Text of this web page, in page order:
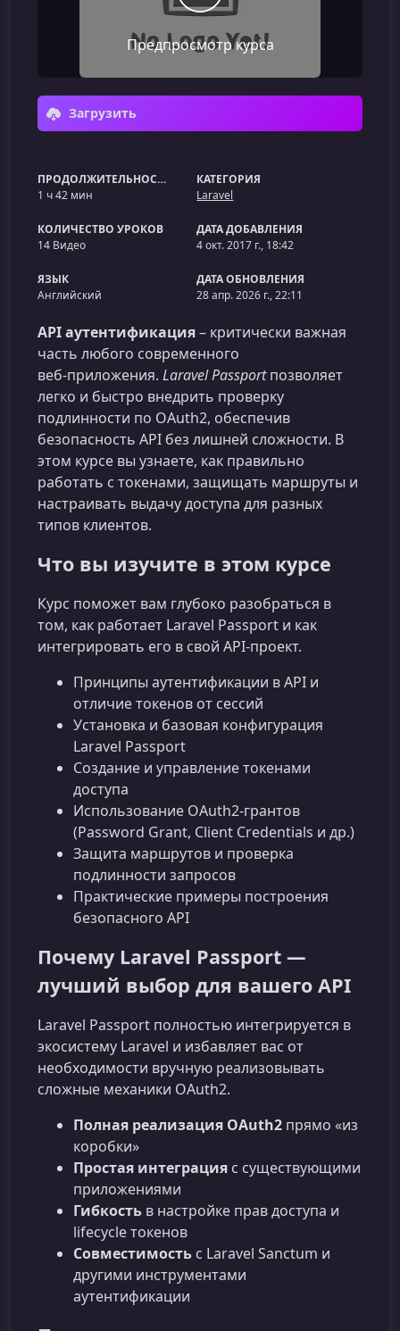
Предпросмотр курса
Загрузить
ПРОДОЛЖИТЕЛЬНОСТЬ
1 ч 42 мин
КАТЕГОРИЯ
Laravel
КОЛИЧЕСТВО УРОКОВ
14 Видео
ДАТА ДОБАВЛЕНИЯ
4 окт. 2017 г., 18:42
ЯЗЫК
Английский
ДАТА ОБНОВЛЕНИЯ
28 апр. 2026 г., 22:11
API аутентификация– критически важная
часть любого современного
веб‑приложения. Laravel Passportпозволяет
легко и быстро внедрить проверку
подлинности по OAuth2, обеспечив
безопасность API без лишней сложности. В
этом курсе вы узнаете, как правильно
работать с токенами, защищать маршруты и
настраивать выдачу доступа для разных
типов клиентов.
Что вы изучите в этом курсе
Курс поможет вам глубоко разобраться в
том, как работает Laravel Passport и как
интегрировать его в свой API‑проект.
Принципы аутентификации в API и
отличие токенов от сессий
Установка и базовая конфигурация
Laravel Passport
Создание и управление токенами
доступа
Использование OAuth2-грантов
(Password Grant, Client Credentials и др.)
Защита маршрутов и проверка
подлинности запросов
Практические примеры построения
безопасного API
Почему Laravel Passport —
лучший выбор для вашего API
Laravel Passport полностью интегрируется в
экосистему Laravel и избавляет вас от
необходимости вручную реализовывать
сложные механики OAuth2.
Полная реализация OAuth2 прямо «из
коробки»
Простая интеграция с существующими
приложениями
Гибкость в настройке прав доступа и
lifecycle токенов
Совместимость с Laravel Sanctum и
другими инструментами
аутентификации